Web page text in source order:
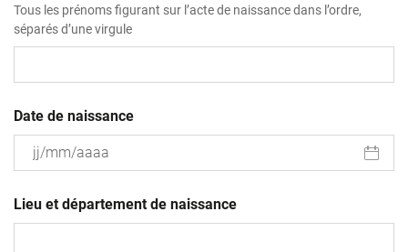
Tous les prénoms figurant sur l’acte de naissance dans l’ordre,
séparés d’une virgule
Date de naissance
slash
MM
Lieu et département de naissance